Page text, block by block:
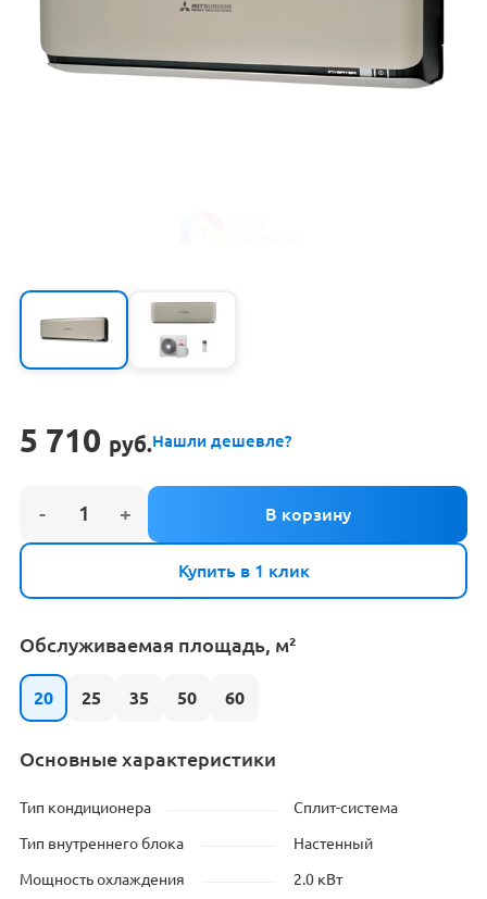
5 710 руб.Нашли дешевле?
Купить в 1 клик
Обслуживаемая площадь, м²
20 25 35 50 60
Основные характеристики
Тип кондиционера Сплит-система
Тип внутреннего блока Настенный
Мощность охлаждения 2.0 кВт